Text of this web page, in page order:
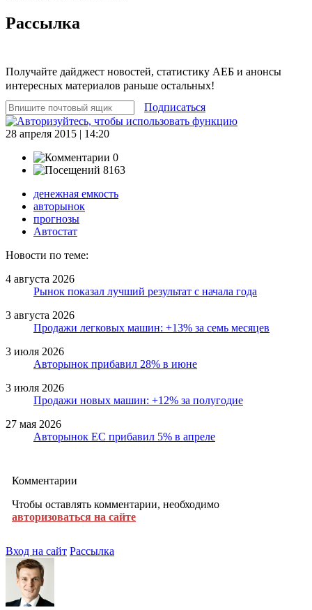
Рассылка
Получайте дайджест новостей, статистику АЕБ и анонсы
интересных материалов раньше остальных!
Подписаться
28 апреля 2015 | 14:20
0
8163
денежная емкость
авторынок
прогнозы
Автостат
Новости по теме:
4 августа 2026
Рынок показал лучший результат с начала года
3 августа 2026
Продажи легковых машин: +13% за семь месяцев
3 июля 2026
Авторынок прибавил 28% в июне
3 июля 2026
Продажи новых машин: +12% за полугодие
27 мая 2026
Авторынок ЕС прибавил 5% в апреле
Комментарии
Чтобы оставлять комментарии, необходимо
авторизоваться на сайте
Вход на сайт Рассылка